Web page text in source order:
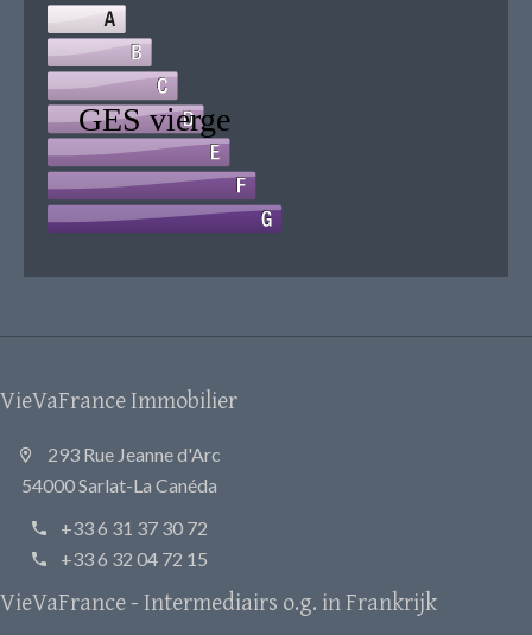
VieVaFrance Immobilier
293 Rue Jeanne d'Arc
54000 Sarlat-La Canéda
+33 6 31 37 30 72
+33 6 32 04 72 15
VieVaFrance - Intermediairs o.g. in Frankrijk